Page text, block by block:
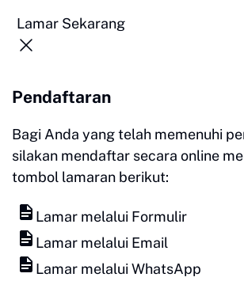
Lamar Sekarang
Pendaftaran
Bagi Anda yang telah memenuhi
silakan mendaftar secara online
tombol lamaran berikut:
Lamar melalui Formulir
Lamar melalui Email
Lamar melalui WhatsApp